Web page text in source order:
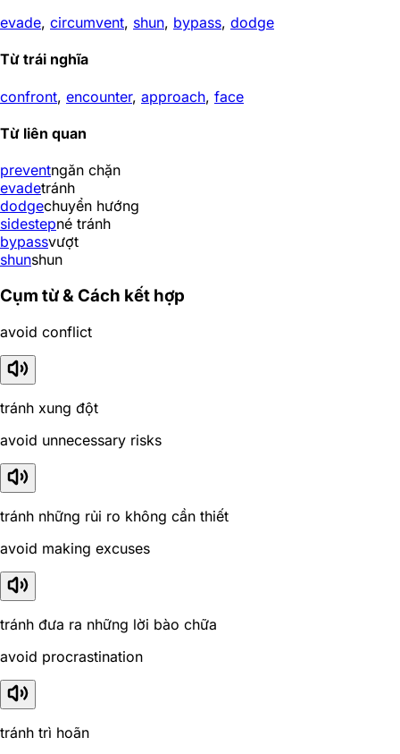
evade, circumvent, shun, bypass, dodge
Từ trái nghĩa
confront, encounter, approach, face
Từ liên quan
preventngăn chặn
evadetránh
dodgechuyển hướng
sidestepné tránh
bypassvượt
shunshun
Cụm từ & Cách kết hợp
avoid conflict
tránh xung đột
avoid unnecessary risks
tránh những rủi ro không cần thiết
avoid making excuses
tránh đưa ra những lời bào chữa
avoid procrastination
tránh trì hoãn